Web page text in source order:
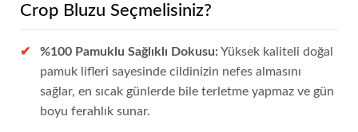
Crop Bluzu Seçmelisiniz?
%100 Pamuklu Sağlıklı Dokusu: Yüksek kaliteli doğal
pamuk lifleri sayesinde cildinizin nefes almasını
sağlar, en sıcak günlerde bile terletme yapmaz ve gün
boyu ferahlık sunar.